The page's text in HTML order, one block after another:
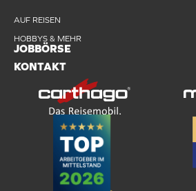
AUF REISEN
HOBBYS & MEHR
JOBBÖRSE
KONTAKT